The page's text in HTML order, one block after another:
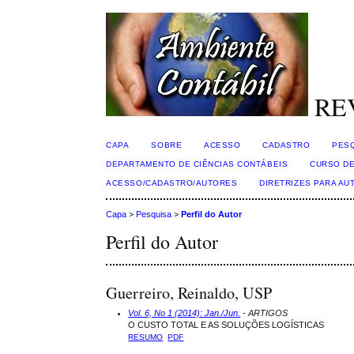
CAPA SOBRE ACESSO CADASTRO
DEPARTAMENTO DE CIÊNCIAS CONTÁBEIS CURSO
ACESSO/CADASTRO/AUTORES DIRETRIZES PARA
Capa >Pesquisa >Perfil do Autor
Perfil do Autor
Guerreiro, Reinaldo, USP
Vol. 6, No 1 (2014): Jan./Jun. - ARTIGOS
O CUSTO TOTAL E AS SOLUÇÕES LOGÍSTICAS
RESUMO PDF